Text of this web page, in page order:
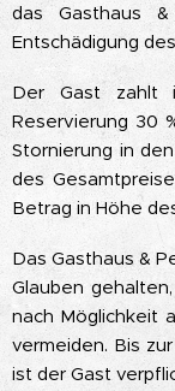
das Gasthaus
Entschädigung
Der Gast zahlt
Reservierung 30
Stornierung in
des
Betrag in Höhe
Das Gasthaus &
Glauben
nach Möglichkeit
vermeiden. Bis
ist der Gast